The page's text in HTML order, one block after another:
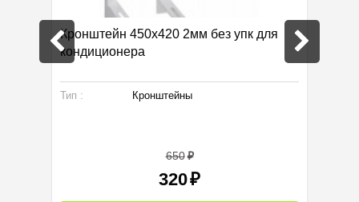
Кронштейн 450х420 2мм без упк для
кондиционера
Тип : Кронштейны
650
320